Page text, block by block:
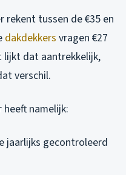
rekent tussen de €35 en
dakdekkers vragen €27
lijkt dat aantrekkelijk,
verschil.
namelijk:
jaarlijks gecontroleerd